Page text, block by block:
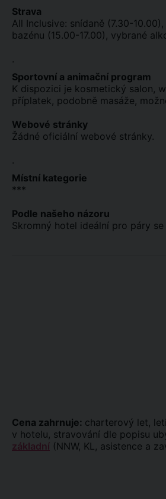
Strava
All Inclusive: snídaně (7.30-
bazénu (15.00-17.00), vybrané
.
Sportovní a animační program
K dispozici je kosmetický salon,
příplatek, podobně masáže,
Webové stránky
Žádné oficiální webové stránky.
.
Místní kategorie
***
Podle našeho názoru
Skromný hotel ideální pro páry
Cena zahrnuje: charterový let,
v hotelu, stravování dle popisu
základní (NNW, KL, asistence a